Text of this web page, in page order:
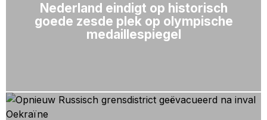
Nederland eindigt op historisch
goede zesde plek op olympische
medaillespiegel